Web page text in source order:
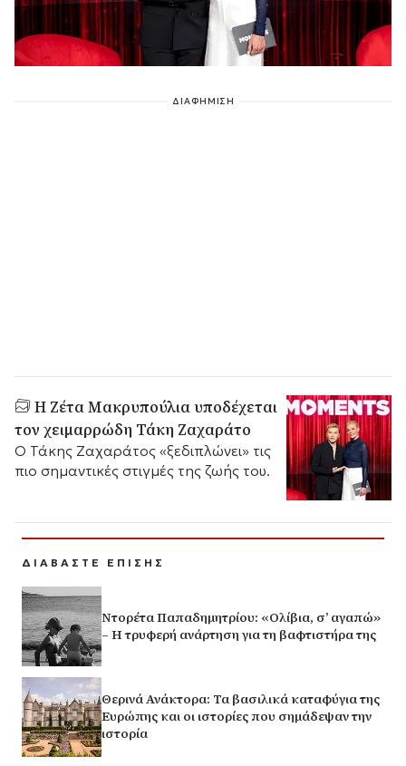
ΔΙΑΦΗΜΙΣΗ
Η Ζέτα Μακρυπούλια υποδέχεται
τον χειμαρρώδη Τάκη Ζαχαράτο
Ο Τάκης Ζαχαράτος «ξεδιπλώνει» τις
πιο σημαντικές στιγμές της ζωής του.
ΔΙΑΒΑΣΤΕ ΕΠΙΣΗΣ
Ντορέτα Παπαδημητρίου: «Ολίβια, σ’ αγαπώ»
– Η τρυφερή ανάρτηση για τη βαφτιστήρα της
Θερινά Ανάκτορα: Τα βασιλικά καταφύγια της
Ευρώπης και οι ιστορίες που σημάδεψαν την
ιστορία